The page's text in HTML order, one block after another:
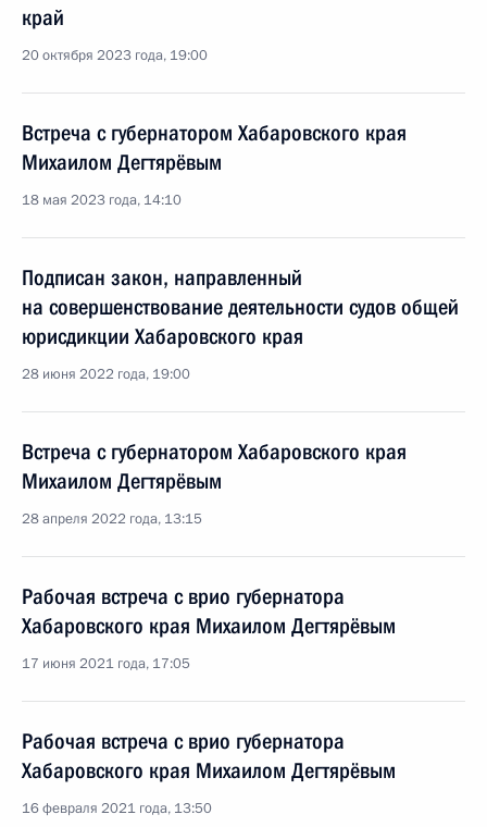
край
20 октября 2023 года, 19:00
Встреча с губернатором Хабаровского края
Михаилом Дегтярёвым
18 мая 2023 года, 14:10
Подписан закон, направленный
на совершенствование деятельности судов общей
юрисдикции Хабаровского края
28 июня 2022 года, 19:00
Встреча с губернатором Хабаровского края
Михаилом Дегтярёвым
28 апреля 2022 года, 13:15
Рабочая встреча с врио губернатора
Хабаровского края Михаилом Дегтярёвым
17 июня 2021 года, 17:05
Рабочая встреча с врио губернатора
Хабаровского края Михаилом Дегтярёвым
16 февраля 2021 года, 13:50